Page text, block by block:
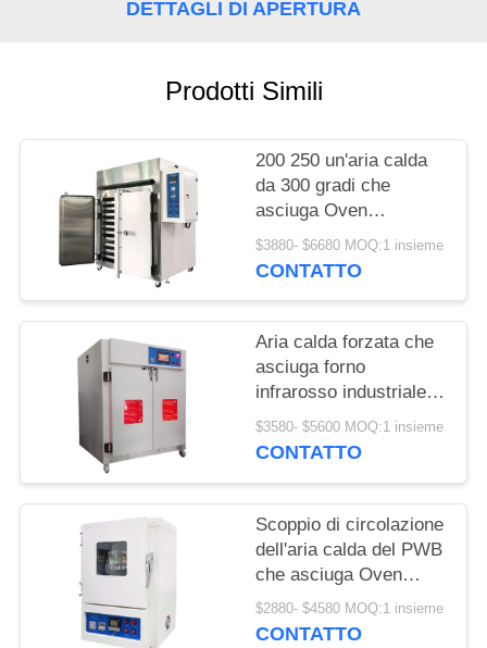
PRIVACY
POLICY
DETTAGLI DI APERTURA
Prodotti Simili
200 250 un'aria calda
da 300 gradi che
asciuga Oven
Industrial Electric
Circulation Heating
$3880- $6680 MOQ:1 insieme
CONTATTO
Aria calda forzata che
asciuga forno
infrarosso industriale
LIYI per il laboratorio
$3580- $5600 MOQ:1 insieme
CONTATTO
Scoppio di circolazione
dell'aria calda del PWB
che asciuga Oven
Electric Heating Max
600C
$2880- $4580 MOQ:1 insieme
CONTATTO